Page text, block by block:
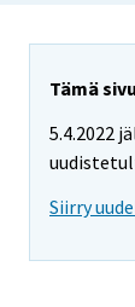
Tämä
5.4.2022
Siirry